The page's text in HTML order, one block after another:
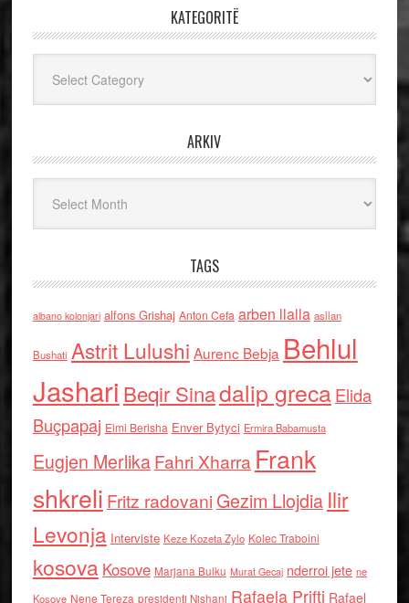
KATEGORITË
ARKIV
TAGS
albano kolonjari alfons Grishaj Anton Cefa arben llalla asllan
Bushati Astrit Lulushi Aurenc Bebja Behlul
Jashari Beqir Sinadalip grecaElida
Buçpapaj Elmi Berisha Enver Bytyci Ermira Babamusta
Eugjen MerlikaFahri Xharra Frank
shkreli Fritz radovaniGezim Llojdia Ilir
Levonja Interviste Keze Kozeta Zylo Kolec Traboini
kosova Kosove Marjana Bulku Murat Gecaj nderroi jete ne
Kosove Nene Tereza presidenti Nishani Rafaela Prifti Rafael